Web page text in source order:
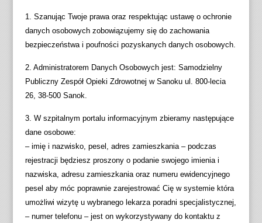
1. Szanując Twoje prawa oraz respektując ustawę o ochronie
danych osobowych zobowiązujemy się do zachowania
bezpieczeństwa i poufności pozyskanych danych osobowych.
2. Administratorem Danych Osobowych jest: Samodzielny
Publiczny Zespół Opieki Zdrowotnej w Sanoku ul. 800-lecia
26, 38-500 Sanok.
3. W szpitalnym portalu informacyjnym zbieramy następujące
dane osobowe:
– imię i nazwisko, pesel, adres zamieszkania – podczas
rejestracji będziesz proszony o podanie swojego imienia i
nazwiska, adresu zamieszkania oraz numeru ewidencyjnego
pesel aby móc poprawnie zarejestrować Cię w systemie która
umożliwi wizytę u wybranego lekarza poradni specjalistycznej,
– numer telefonu – jest on wykorzystywany do kontaktu z